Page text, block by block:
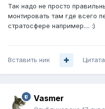
Так надо не просто
монтировать там где всего
стратосфере например.... :)
Вставить ник Цитата
Vasmer